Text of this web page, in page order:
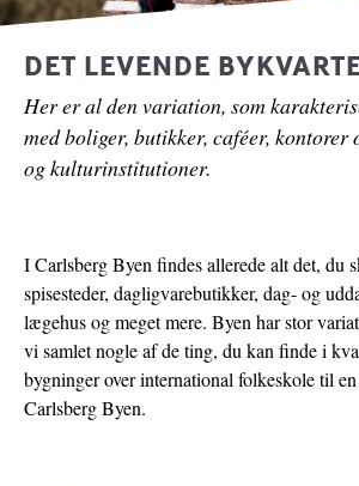
BUTIKKER
SPIS
NYHEDER
BOLIGER
DET LEVENDE
Her er al den variation, som
med boliger, butikker, caféer, kontorer
og kulturinstitutioner.
I Carlsberg Byen findes allerede alt det, du
spisesteder, dagligvarebutikker, dag- og
lægehus og meget mere. Byen har stor
vi samlet nogle af de ting, du kan finde i
bygninger over international folkeskole til
Carlsberg Byen.